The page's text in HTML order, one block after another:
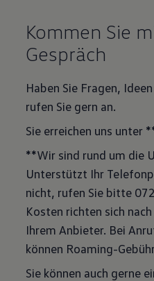
Kommen Sie
Gespräch
Haben Sie Fragen,
rufen Sie gern an.
Sie erreichen uns unter
**Wir sind rund um die
Unterstützt Ihr
nicht, rufen Sie bitte
Kosten richten sich
Ihrem Anbieter. Bei
können Roaming-